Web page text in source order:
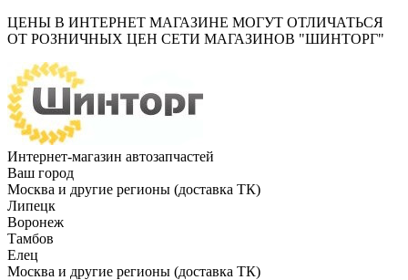
ЦЕНЫ В ИНТЕРНЕТ МАГАЗИНЕ МОГУТ ОТЛИЧАТЬСЯ
ОТ РОЗНИЧНЫХ ЦЕН СЕТИ МАГАЗИНОВ "ШИНТОРГ"
Интернет-магазин автозапчастей
Ваш город
Москва и другие регионы (доставка ТК)
Липецк
Воронеж
Тамбов
Елец
Москва и другие регионы (доставка ТК)